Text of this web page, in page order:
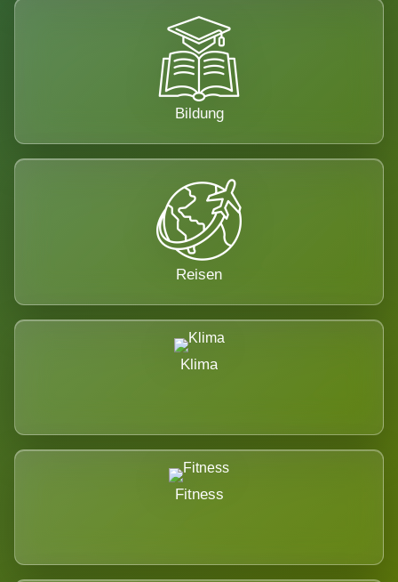
Bildung
Reisen
Klima
Fitness